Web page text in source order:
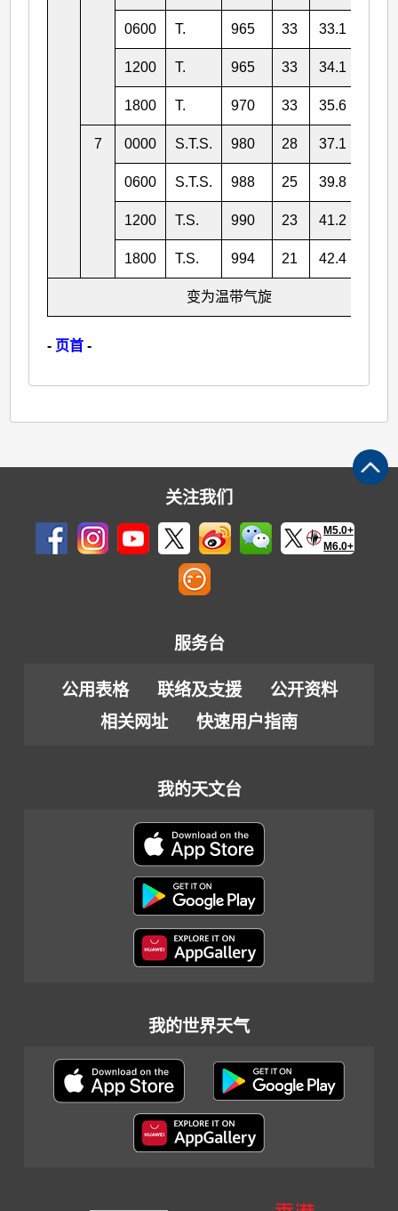
0600 T. 965 33 33.1
1200 T. 965 33 34.1
1800 T. 970 33 35.6
7 0000 S.T.S. 980 28 37.1
0600 S.T.S. 988 25 39.8
1200 T.S. 990 23 41.2
1800 T.S. 994 21 42.4
变为温带气旋
- 页首 -
关注我们
M5.0+
M6.0+
服务台
公用表格 联络及支援
公开资料
相关网址
快速用户指南
我的天文台
我的世界天气